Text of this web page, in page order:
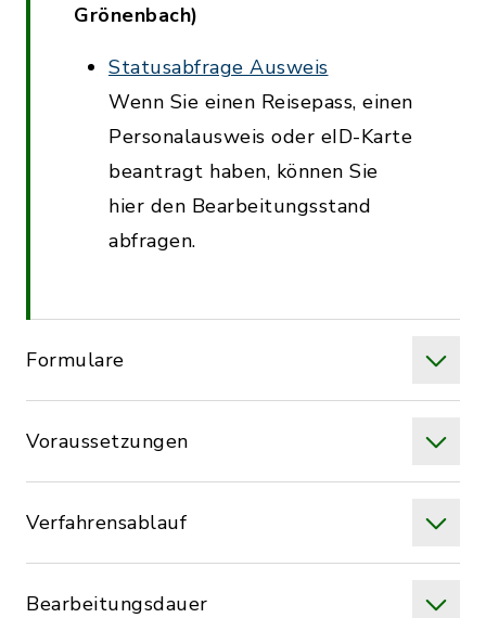
Grönenbach)
Statusabfrage Ausweis
Wenn Sie einen Reisepass, einen
Personalausweis oder eID-Karte
beantragt haben, können Sie
hier den Bearbeitungsstand
abfragen.
Formulare
Voraussetzungen
Verfahrensablauf
Bearbeitungsdauer